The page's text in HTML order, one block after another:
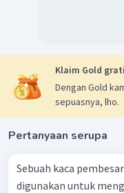
Klaim Gold
Dengan Gold
sepuasnya, lho.
Pertanyaan serupa
Sebuah kaca
digunakan untuk